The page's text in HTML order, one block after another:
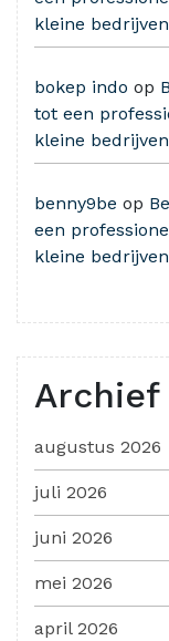
kleine bedrijven
bokep indo op
tot een
kleine bedrijven
benny9be op
een
kleine bedrijven
Archief
augustus 2026
juli 2026
juni 2026
mei 2026
april 2026